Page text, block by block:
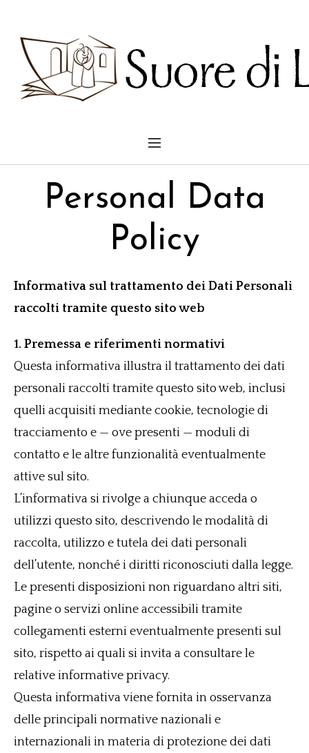
Personal Data
Policy
Informativa sul trattamento dei Dati Personali
raccolti tramite questo sito web
1. Premessa e riferimenti normativi
Questa informativa illustra il trattamento dei dati
personali raccolti tramite questo sito web, inclusi
quelli acquisiti mediante cookie, tecnologie di
tracciamento e — ove presenti — moduli di
contatto e le altre funzionalità eventualmente
attive sul sito.
L’informativa si rivolge a chiunque acceda o
utilizzi questo sito, descrivendo le modalità di
raccolta, utilizzo e tutela dei dati personali
dell’utente, nonché i diritti riconosciuti dalla legge.
Le presenti disposizioni non riguardano altri siti,
pagine o servizi online accessibili tramite
collegamenti esterni eventualmente presenti sul
sito, rispetto ai quali si invita a consultare le
relative informative privacy.
Questa informativa viene fornita in osservanza
delle principali normative nazionali e
internazionali in materia di protezione dei dati